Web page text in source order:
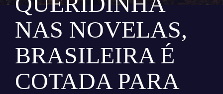
NAS NOVELAS,
BRASILEIRA É
COTADA PARA